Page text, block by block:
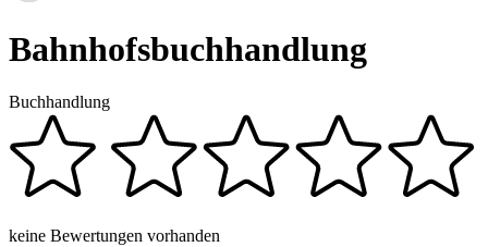
Bahnhofsbuchhandlung
Buchhandlung
keine Bewertungen vorhanden